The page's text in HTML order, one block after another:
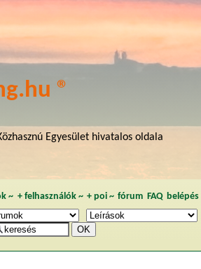
®
Egyesület hivatalos oldala
~ + felhasználók~ + poi~ fórum FAQ belépés